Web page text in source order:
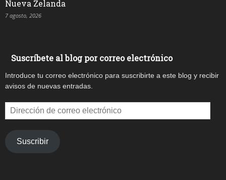
Nueva Zelanda
7 agosto, 2026
Suscríbete al blog por correo electrónico
Introduce tu correo electrónico para suscribirte a este blog y recibir
avisos de nuevas entradas.
Dirección
de
electrónico
Suscribir